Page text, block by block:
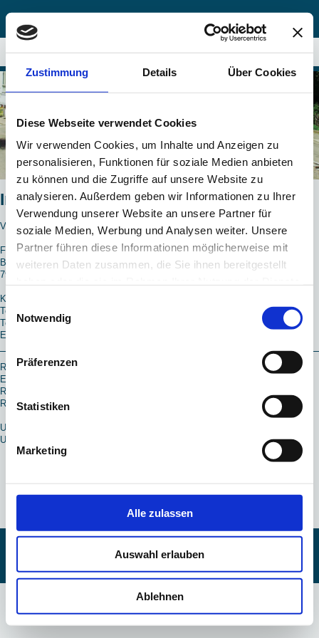
Zustimmung Details Über Cookies
Diese Webseite verwendet Cookies
Wir verwenden Cookies, um Inhalte und Anzeigen zu
personalisieren, Funktionen für soziale Medien anbieten
zu können und die Zugriffe auf unsere Website zu
analysieren. Außerdem geben wir Informationen zu Ihrer
Verwendung unserer Website an unsere Partner für
soziale Medien, Werbung und Analysen weiter. Unsere
Partner führen diese Informationen möglicherweise mit
weiteren Daten zusammen, die Sie ihnen bereitgestellt
Einwilligungsauswahl
Notwendig
Präferenzen
Statistiken
Marketing
Alle zulassen
Auswahl erlauben
Ablehnen
Impressum
Verantwortlich:
Frank Defrenne
Bernau-Menzenschwander-Str. 2-4
79837
Kontakt:
Telefon: 07672/521
Telefax: 07672/9521
E-Mail:
Registereintrag
Eintragung im Handelsregister
Registergericht: Freiburg
Registernummer: HRA 650274
Umsatzsteuer-ID
Umsatzsteuer-Identifikationsnummer: DE 232901132
Teilen
Sitemap